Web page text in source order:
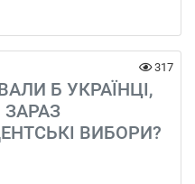
317
Б УКРАЇНЦІ,
ВИБОРИ?